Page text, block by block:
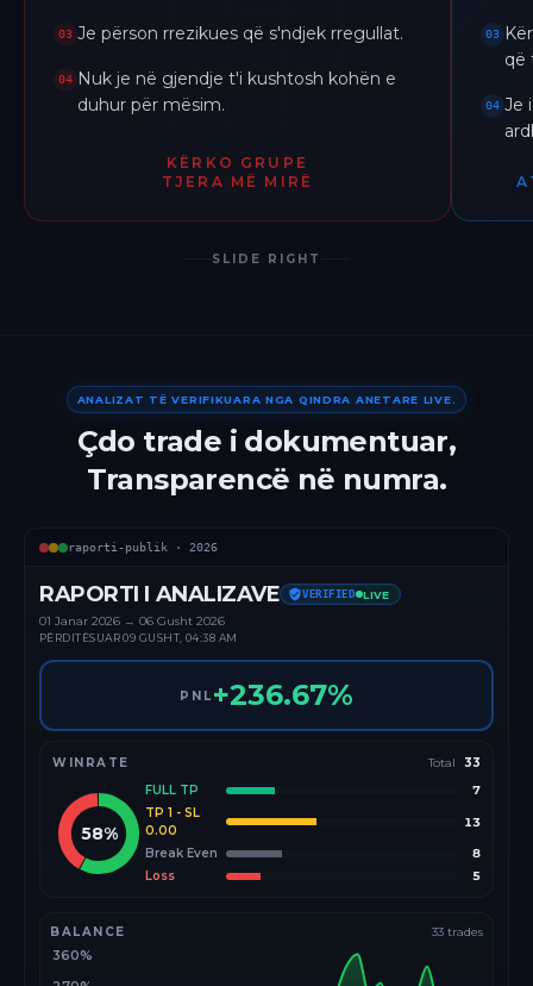
03 Je përson rrezikues që s'ndjek rregullat.
04 Nuk je në gjendje t'i kushtosh kohën e
duhur për mësim.
KËRKO GRUPE
TJERA MË MIRË
03
që
04 Je
SLIDE RIGHT
ANALIZAT TË VERIFIKUARA NGA QINDRA ANETARE LIVE.
Çdo trade i dokumentuar,
Transparencë në numra.
raporti-publik · 2026
RAPORTI I ANALIZAVE VERIFIED LIVE
01 Janar 2026 → 06 Gusht 2026
PËRDITËSUAR09 GUSHT, 04:38 AM
PNL +236.67%
WINRATE Total 33
58%
FULL TP
7
TP 1 - SL
0.00
13
Break Even
8
Loss
5
BALANCE 33 trades
360%